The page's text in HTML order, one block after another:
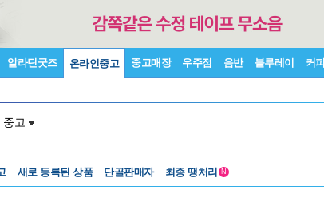
알라딘굿즈 온라인중고 중고매장 우주점 음반 블루레이 커피
중고
새로 등록된 상품 단골판매자 최종 땡처리 N